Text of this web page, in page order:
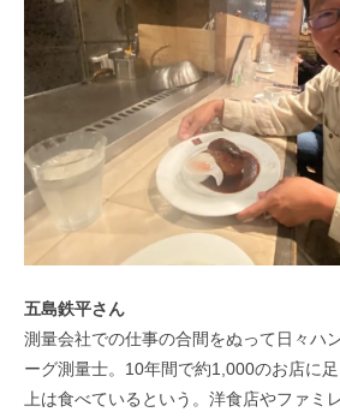
五島鉄平さん
測量会社での仕事の合間をぬって日々ハ
ーグ測量士。10年間で約1,000のお店に
上は食べているという。洋食店やファミ